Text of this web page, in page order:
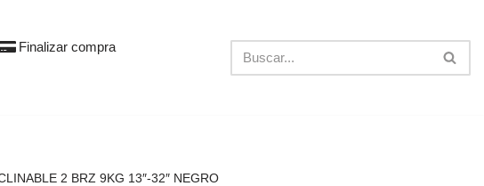
Finalizar compra
2 BRZ 9KG 13″-32″ NEGRO